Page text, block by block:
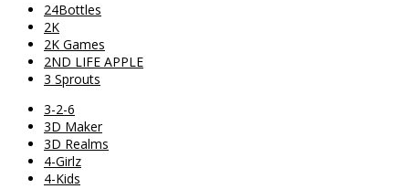
24Bottles
2K
2K Games
2ND LIFE APPLE
3 Sprouts
3-2-6
3D Maker
3D Realms
4-Girlz
4-Kids